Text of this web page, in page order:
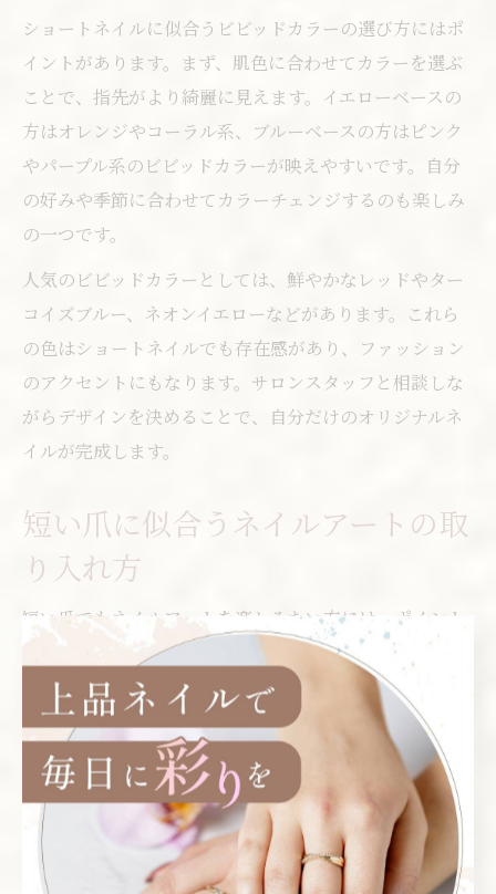
ショートネイルに似合うビビッドカラーの選び方にはポ
イントがあります。まず、肌色に合わせてカラーを選ぶ
ことで、指先がより綺麗に見えます。イエローベースの
方はオレンジやコーラル系、ブルーベースの方はピンク
やパープル系のビビッドカラーが映えやすいです。自分
の好みや季節に合わせてカラーチェンジするのも楽しみ
の一つです。
人気のビビッドカラーとしては、鮮やかなレッドやター
コイズブルー、ネオンイエローなどがあります。これら
の色はショートネイルでも存在感があり、ファッション
のアクセントにもなります。サロンスタッフと相談しな
がらデザインを決めることで、自分だけのオリジナルネ
イルが完成します。
短い爪に似合うネイルアートの取
り入れ方
短い爪でもネイルアートを楽しみたい方には、ポイント
アートやミニマルなデザインがおすすめです。例えば、
ビビッドなベースカラーにラインやドット、ワンポイン
トのストーンを施すだけで、シンプルながらも華やかな
印象を与えます。過度な装飾を避けることで、指先がす
っきり見えます。
また、グラデーションやマグネットネイルなど、立体感
や奥行きのあるデザインもショートネイルに映えます。